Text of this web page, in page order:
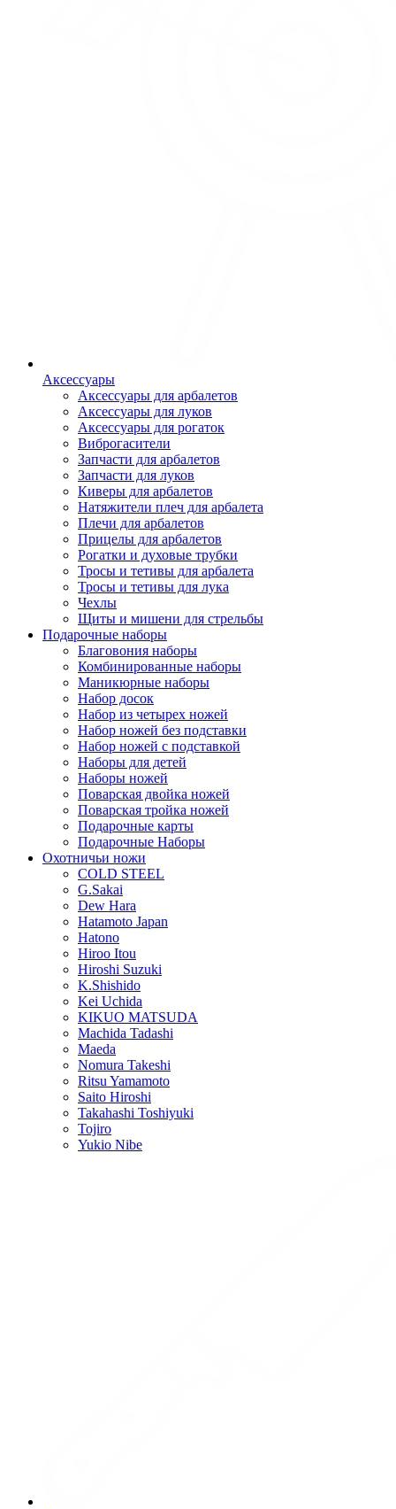
Аксессуары
Аксессуары для арбалетов
Аксессуары для луков
Аксессуары для рогаток
Виброгасители
Запчасти для арбалетов
Запчасти для луков
Киверы для арбалетов
Натяжители плеч для арбалета
Плечи для арбалетов
Прицелы для арбалетов
Рогатки и духовые трубки
Тросы и тетивы для арбалета
Тросы и тетивы для лука
Чехлы
Щиты и мишени для стрельбы
Подарочные наборы
Благовония наборы
Комбинированные наборы
Маникюрные наборы
Набор досок
Набор из четырех ножей
Набор ножей без подставки
Набор ножей с подставкой
Наборы для детей
Наборы ножей
Поварская двойка ножей
Поварская тройка ножей
Подарочные карты
Подарочные Наборы
Охотничьи ножи
COLD STEEL
G.Sakai
Dew Hara
Hatamoto Japan
Hatono
Hiroo Itou
Hiroshi Suzuki
K.Shishido
Kei Uchida
KIKUO MATSUDA
Machida Tadashi
Maeda
Nomura Takeshi
Ritsu Yamamoto
Saito Hiroshi
Takahashi Toshiyuki
Tojiro
Yukio Nibe